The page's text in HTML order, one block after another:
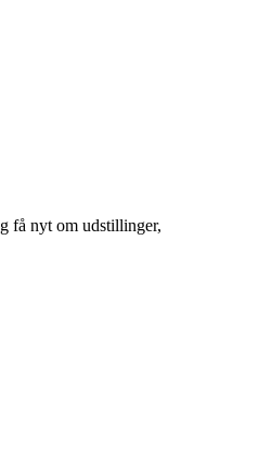
få nyt om udstillinger,